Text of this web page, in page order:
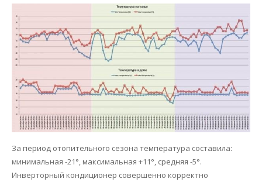
За период отопительного сезона температура составила:
минимальная -21°, максимальная +11°, средняя -5°.
Инверторный кондиционер совершенно корректно